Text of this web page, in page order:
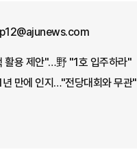
활용 제안"…野 "1호 입주하라"
만에 인지…"전당대회와 무관"